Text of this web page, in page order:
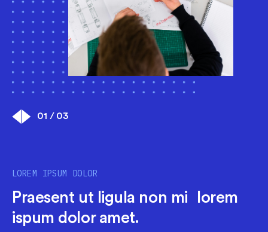
LOREM IPSUM DOLOR
Praesent ut ligula non mi lorem
ispum dolor amet.
LOREM IPSUM DOLOR
Praesent ut ligula non mi lorem
ispum dolor amet.
LOREM IPSUM DOLOR
Praesent ut ligula non mi lorem
ispum dolor amet.
01 / 03